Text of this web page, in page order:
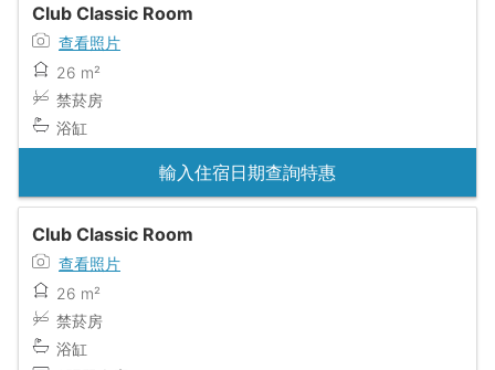
Club Classic Room
查看照片
26 m²
禁菸房
浴缸
輸入住宿日期查詢特惠
Club Classic Room
查看照片
26 m²
禁菸房
浴缸